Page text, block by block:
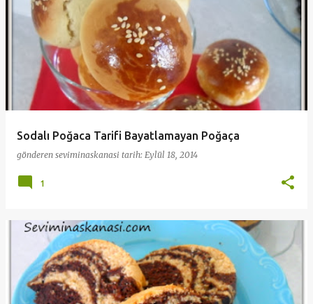
Sodalı Poğaca Tarifi Bayatlamayan Poğaça
gönderen seviminaskanasi tarih: Eylül 18, 2014
1